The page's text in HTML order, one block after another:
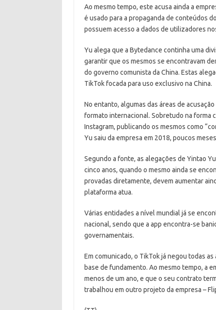
Ao mesmo tempo, este acusa ainda a
é usado para a propaganda de conteúdos
possuem acesso a dados de utilizadores
Yu alega que a Bytedance continha uma
garantir que os mesmos se encontravam
do governo comunista da China. Estas
TikTok focada para uso exclusivo na China.
No entanto, algumas das áreas de
formato internacional. Sobretudo na forma
Instagram, publicando os mesmos como
Yu saiu da empresa em 2018, poucos
Segundo a fonte, as alegações de Yintao
cinco anos, quando o mesmo ainda se
provadas diretamente, devem aumentar
plataforma atua.
Várias entidades a nível mundial já se
nacional, sendo que a app encontra-se
governamentais.
Em comunicado, o TikTok já negou todas
base de fundamento. Ao mesmo tempo, a
menos de um ano, e que o seu contrato
trabalhou em outro projeto da empresa –